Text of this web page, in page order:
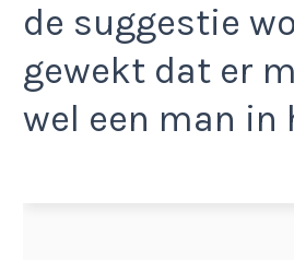
de suggestie
gewekt dat er
wel een man in